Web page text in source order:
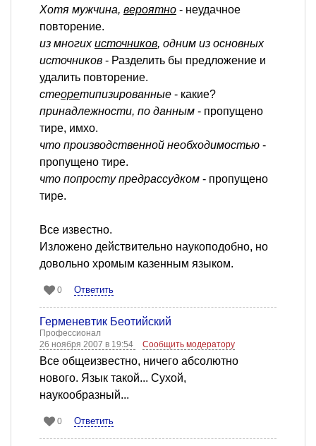
Хотя мужчина, вероятно - неудачное
повторение.
из многихисточников, одним из основных
источников - Разделить бы предложение и
удалить повторение.
стеоретипизированные - какие?
принадлежности, по данным - пропущено
тире, имхо.
что производственной необходимостью -
пропущено тире.
что попросту предрассудком - пропущено
тире.
Все известно.
Изложено действительно наукоподобно, но
довольно хромым казенным языком.
0 Ответить
Герменевтик Беотийский
Профессионал
26 ноября 2007 в 19:54
Сообщить модератору
Все общеизвестно, ничего абсолютно
нового. Язык такой... Сухой,
наукообразный...
0 Ответить